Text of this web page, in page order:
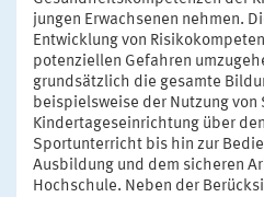
jungen Erwachsenen nehmen.
Entwicklung von
potenziellen Gefahren
grundsätzlich die gesamte
beispielsweise der Nutzung von
Kindertageseinrichtung über
Sportunterricht bis hin zur
Ausbildung und dem sicheren
Hochschule. Neben der